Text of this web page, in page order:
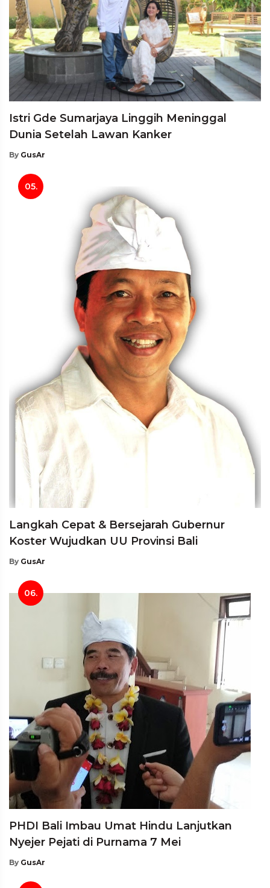
Istri Gde Sumarjaya Linggih Meninggal
Dunia Setelah Lawan Kanker
By GusAr
05.
Langkah Cepat & Bersejarah Gubernur
Koster Wujudkan UU Provinsi Bali
By GusAr
06.
PHDI Bali Imbau Umat Hindu Lanjutkan
Nyejer Pejati di Purnama 7 Mei
By GusAr